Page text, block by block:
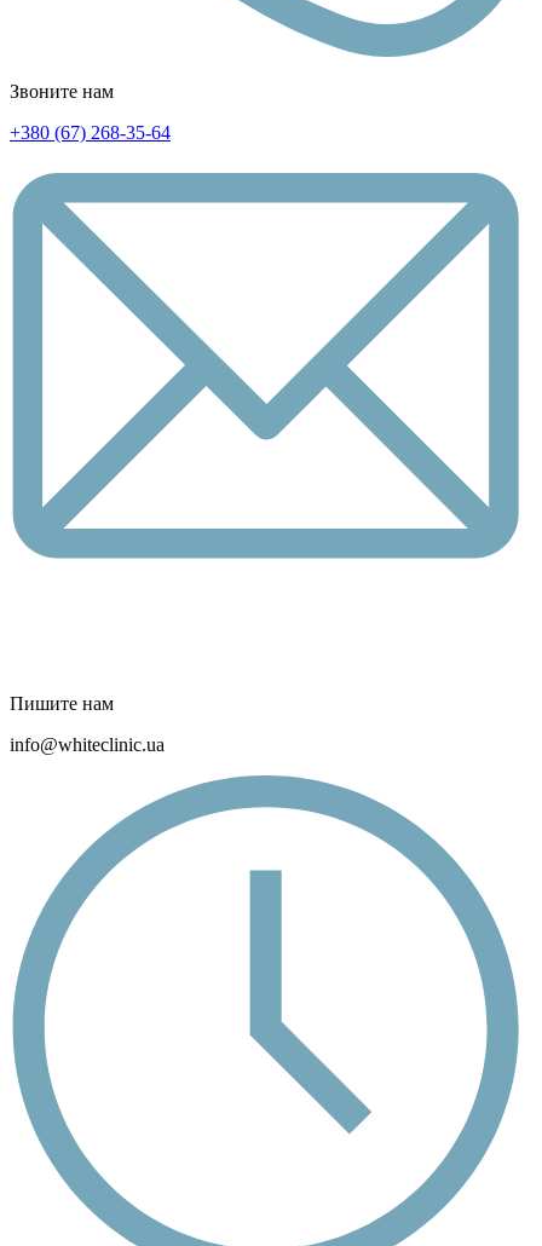
Звоните нам
+380 (67) 268-35-64
Пишите нам
info@whiteclinic.ua